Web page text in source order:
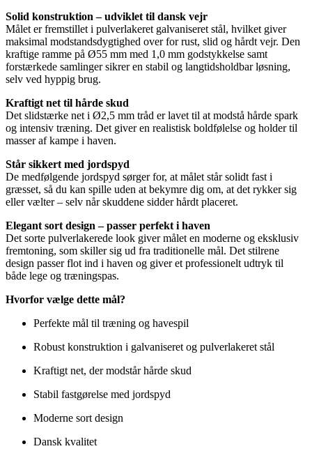
Solid konstruktion – udviklet til dansk vejr
Målet er fremstillet i pulverlakeret galvaniseret stål, hvilket giver
maksimal modstandsdygtighed over for rust, slid og hårdt vejr. Den
kraftige ramme på Ø55 mm med 1,0 mm godstykkelse samt
forstærkede samlinger sikrer en stabil og langtidsholdbar løsning,
selv ved hyppig brug.
Kraftigt net til hårde skud
Det slidstærke net i Ø2,5 mm tråd er lavet til at modstå hårde spark
og intensiv træning. Det giver en realistisk boldfølelse og holder til
masser af kampe i haven.
Står sikkert med jordspyd
De medfølgende jordspyd sørger for, at målet står solidt fast i
græsset, så du kan spille uden at bekymre dig om, at det rykker sig
eller vælter – selv når skuddene sidder hårdt placeret.
Elegant sort design – passer perfekt i haven
Det sorte pulverlakerede look giver målet en moderne og eksklusiv
fremtoning, som skiller sig ud fra traditionelle mål. Det stilrene
design passer flot ind i haven og giver et professionelt udtryk til
både lege og træningspas.
Hvorfor vælge dette mål?
Perfekte mål til træning og havespil
Robust konstruktion i galvaniseret og pulverlakeret stål
Kraftigt net, der modstår hårde skud
Stabil fastgørelse med jordspyd
Moderne sort design
Dansk kvalitet